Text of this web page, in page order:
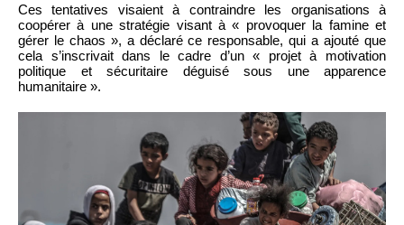
Ces tentatives visaient à contraindre les organisations à
coopérer à une stratégie visant à « provoquer la famine et
gérer le chaos », a déclaré ce responsable, qui a ajouté que
cela s’inscrivait dans le cadre d’un « projet à motivation
politique et sécuritaire déguisé sous une apparence
humanitaire ».